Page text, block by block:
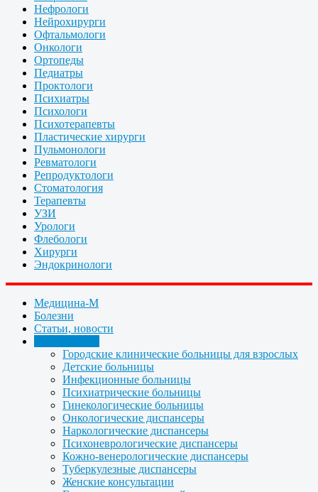
Нефрологи
Нейрохирурги
Офтальмологи
Онкологи
Ортопеды
Педиатры
Проктологи
Психиатры
Психологи
Психотерапевты
Пластические хирурги
Пульмонологи
Ревматологи
Репродуктологи
Стоматология
Терапевты
УЗИ
Урологи
Флебологи
Хирурги
Эндокринологи
Медицина-М
Болезни
Статьи, новости
Городские клинические больницы для взрослых
Детские больницы
Инфекционные больницы
Психиатрические больницы
Гинекологические больницы
Онкологические диспансеры
Наркологические диспансеры
Психоневрологические диспансеры
Кожно-венерологические диспансеры
Туберкулезные диспансеры
Женские консультации